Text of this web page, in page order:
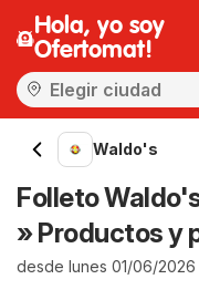
Hola, yo soy
Ofertomat!
Waldo's
Folleto
» Productos y
desde lunes 01/06/